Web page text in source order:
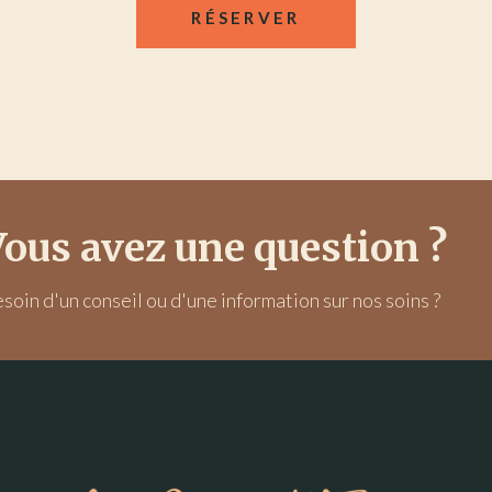
RÉSERVER
avez une question ?
d'un conseil ou d'une information sur nos soins ?